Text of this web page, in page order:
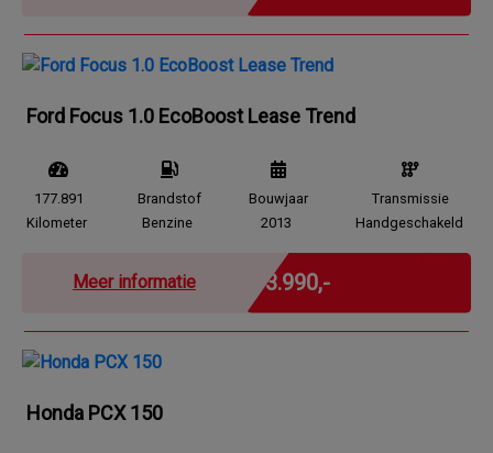
Ford Focus 1.0 EcoBoost Lease Trend
177.891
Kilometer
Brandstof
Benzine
Bouwjaar
2013
Transmissie
Handgeschakeld
Meer informatie € 3.990,-
Honda PCX 150